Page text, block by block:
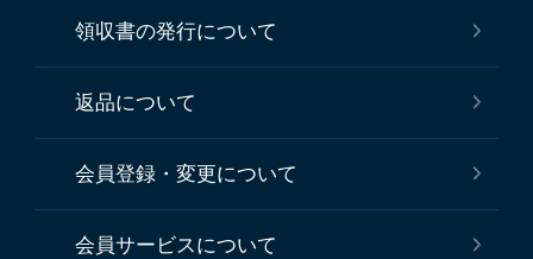
領収書の発行について
返品について
会員登録・変更について
会員サービスについて